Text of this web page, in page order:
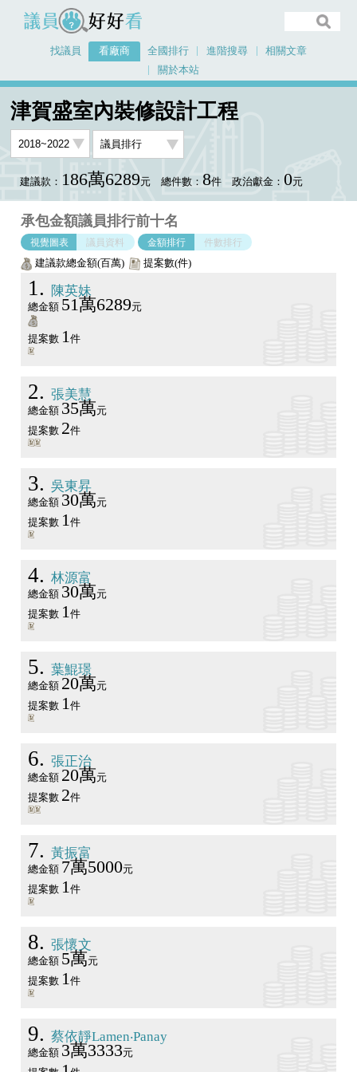
議員好好看
找議員 看廠商 全國排行 進階搜尋
相關文章
關於本站
津賀盛室內裝修設計工程
津賀盛室內裝修設計工程
建議款： 186萬6289元 總件數： 8件 政治獻金： 0元
承包金額議員排行前十名
視覺圖表 議員資料 金額排行 件數排行
建議款總金額(百萬) 提案數(件)
1 陳英妹
總金額 51萬6289元
提案數 1件
2 張美慧
總金額 35萬元
提案數 2件
3 吳東昇
總金額 30萬元
提案數 1件
4 林源富
總金額 30萬元
提案數 1件
5 葉鯤璟
總金額 20萬元
提案數 1 件
6 張正治
總金額 20萬元
提案數 2件
7 黃振富
總金額 7萬5000元
提案數 1 件
8 張懷文
總金額 5萬元
提案數 1 件
9 蔡依靜Lamen‧Panay
總金額 3萬3333元